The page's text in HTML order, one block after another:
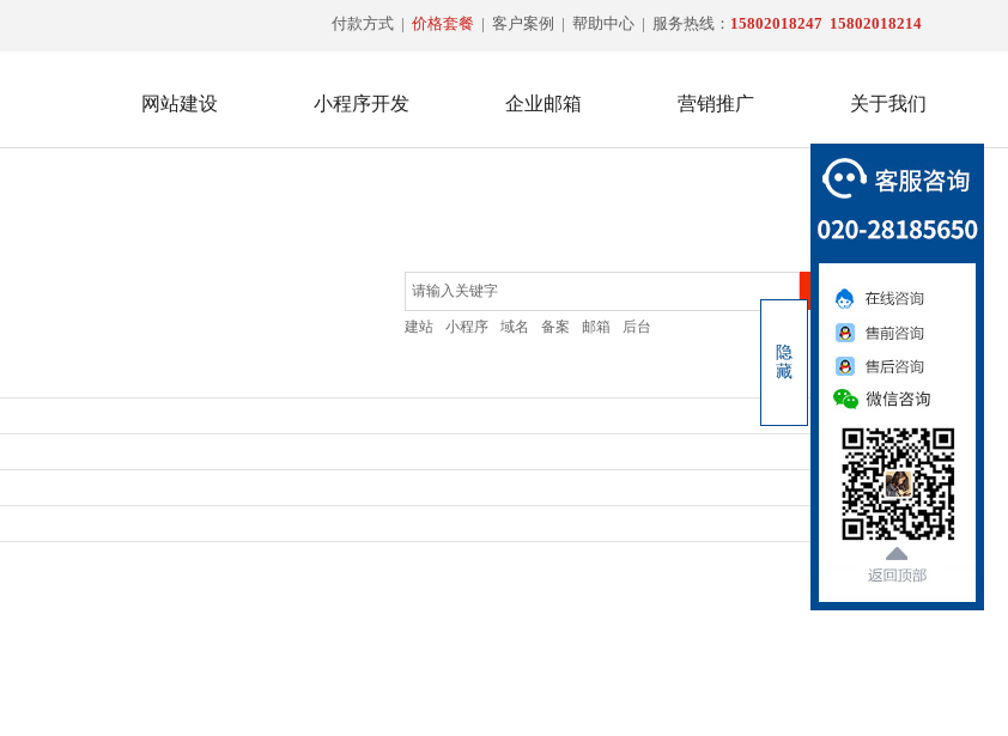
付款方式 | 价格套餐 | 客户案例 | 帮助中心 | 服务热线： 15802018247 15802018214
网站建设 小程序开发 企业邮箱 营销推广 关于我们
搜索
建站 小程序 域名 备案 邮箱 后台
2015-12-09
2015-12-09
2015-12-09
隐
藏